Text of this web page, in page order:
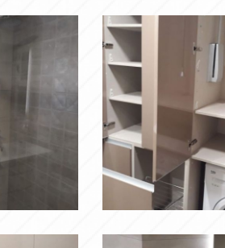
20180926